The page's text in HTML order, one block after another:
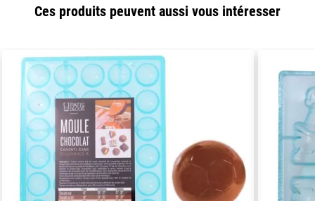
Ces produits peuvent aussi vous intéresser